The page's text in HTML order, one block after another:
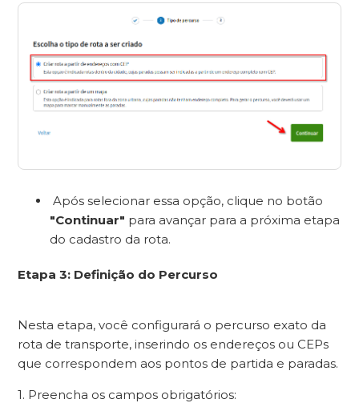
Após selecionar essa opção, clique no botão
"Continuar" para avançar para a próxima etapa
do cadastro da rota.
Etapa 3: Definição do Percurso
Nesta etapa, você configurará o percurso exato da
rota de transporte, inserindo os endereços ou CEPs
que correspondem aos pontos de partida e paradas.
1. Preencha os campos obrigatórios: